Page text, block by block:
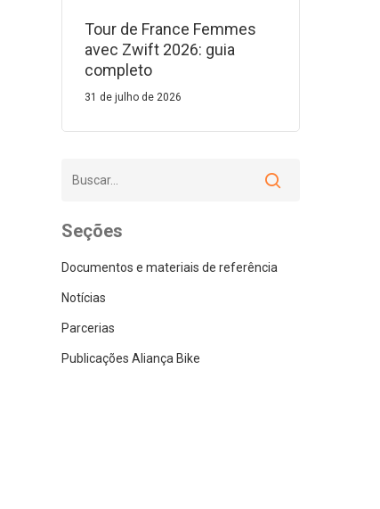
Tour de France Femmes
avec Zwift 2026: guia
completo
31 de julho de 2026
Seções
Documentos e materiais de referência
Notícias
Parcerias
Publicações Aliança Bike